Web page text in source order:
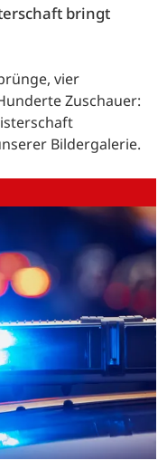
bringt
vier
Zuschauer:
Bildergalerie.